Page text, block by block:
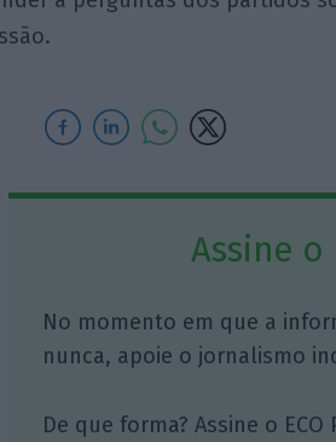
Assine o
No momento em que a
nunca, apoie o jornalismo
De que forma? Assine o